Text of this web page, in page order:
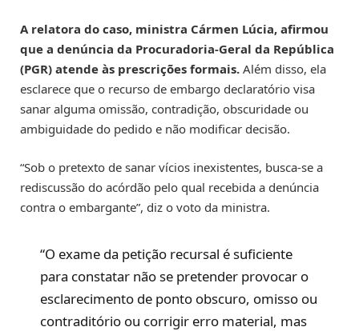
A relatora do caso, ministra Cármen Lúcia, afirmou
que a denúncia da Procuradoria-Geral da República
(PGR) atende às prescrições formais. Além disso, ela
esclarece que o recurso de embargo declaratório visa
sanar alguma omissão, contradição, obscuridade ou
ambiguidade do pedido e não modificar decisão.
“Sob o pretexto de sanar vícios inexistentes, busca-se a
rediscussão do acórdão pelo qual recebida a denúncia
contra o embargante”, diz o voto da ministra.
“O exame da petição recursal é suficiente
para constatar não se pretender provocar o
esclarecimento de ponto obscuro, omisso ou
contraditório ou corrigir erro material, mas